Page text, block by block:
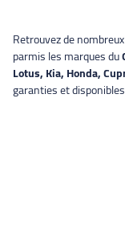
Retrouvez de
parmis les marques du
Lotus, Kia, Honda,
garanties et